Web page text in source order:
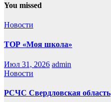
You missed
Новости
ТОР «Моя школа»
Июл 31, 2026 admin
Новости
РСЧС Свердловская область